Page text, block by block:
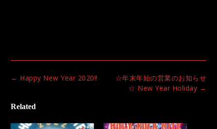
Post
☆年末年始の営業のお知らせ
☆ New Year Holiday →
← Happy New Year 2020!!
Related